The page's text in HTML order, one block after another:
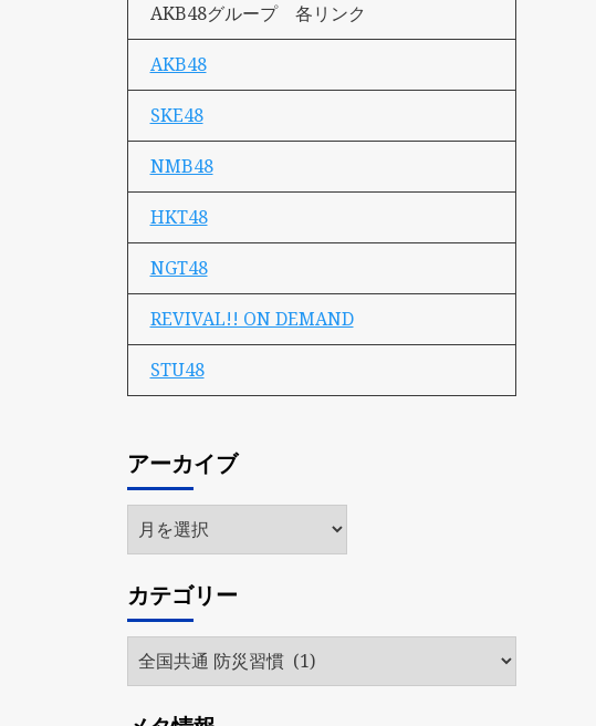
AKB48グループ 各リンク
AKB48
SKE48
NMB48
HKT48
NGT48
REVIVAL!! ON DEMAND
STU48
アーカイブ
ア
ー
イ
ブ
カテゴリー
テ